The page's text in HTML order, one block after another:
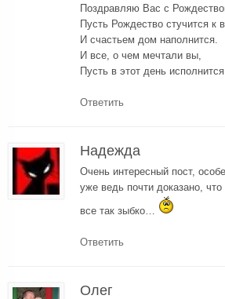
Поздравляю Вас с
Пусть Рождество стучится к
И счастьем дом наполнится.
И все, о чем мечтали вы,
Пусть в этот день
Ответить
Надежда
Очень интересный пост,
уже ведь почти доказано,
все так зыбко…
Ответить
Олег